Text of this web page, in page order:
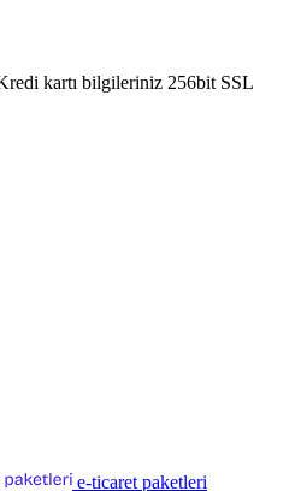
kartı bilgileriniz 256bit SSL
e-ticaret paketleri